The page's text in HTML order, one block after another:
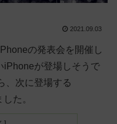
2021.09.03
の発表会を開催し
iPhoneが登場しそうで
、次に登場する
た。